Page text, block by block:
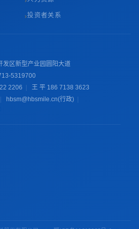
›投资者关系
发区新型产业园圆阳大道
5319700
2206
王 平 186 7138 3623
hbsm@hbsmile.cn(行政)